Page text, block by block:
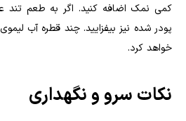
کمی نمک اضافه کنید. اگر به طعم تند
پودر شده نیز بیفزایید. چند قطره آب
خواهد کرد.
نکات سرو و نگهداری